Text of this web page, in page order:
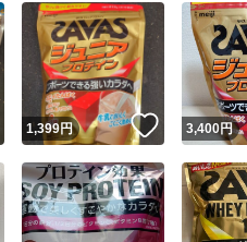
いいね！
1,399円 いいね！
3,400円